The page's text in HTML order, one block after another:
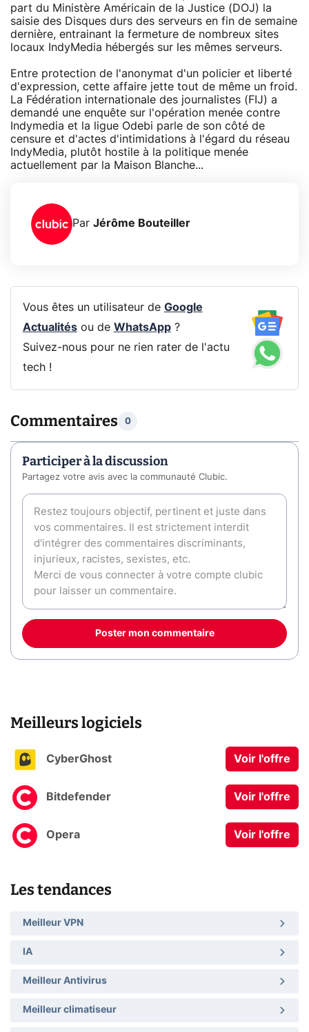
part du Ministère Américain de la Justice (DOJ) la
saisie des Disques durs des serveurs en fin de semaine
dernière, entrainant la fermeture de nombreux sites
locaux IndyMedia hébergés sur les mêmes serveurs.
Entre protection de l'anonymat d'un policier et liberté
d'expression, cette affaire jette tout de même un froid.
La Fédération internationale des journalistes (FIJ) a
demandé une enquête sur l'opération menée contre
Indymedia et la ligue Odebi parle de son côté de
censure et d'actes d'intimidations à l'égard du réseau
IndyMedia, plutôt hostile à la politique menée
actuellement par la Maison Blanche...
Par Jérôme Bouteiller
Vous êtes un utilisateur de Google
Actualitésou de WhatsApp?
Suivez-nous pour ne rien rater de l'actu
tech !
Commentaires 0
Participer à la discussion
Partagez votre avis avec la communauté Clubic.
Poster mon commentaire
Meilleurs logiciels
CyberGhost Voir l'offre
Bitdefender Voir l'offre
Opera Voir l'offre
Les tendances
Meilleur VPN
IA
Meilleur Antivirus
Meilleur climatiseur